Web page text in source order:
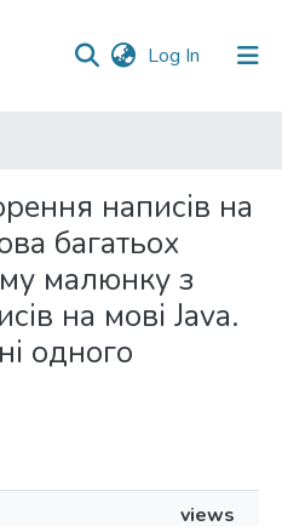
Log In (current)
написів на
багатьох
малюнку з
на мові Java.
одного
views